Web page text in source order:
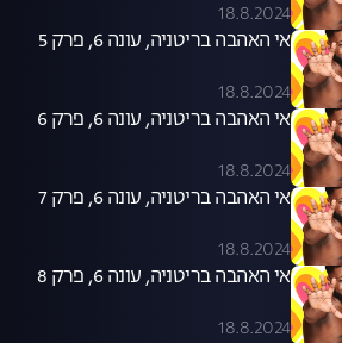
18.8.2024
אי האהבה בריטניה, עונה 6, פרק 5
18.8.2024
אי האהבה בריטניה, עונה 6, פרק 6
18.8.2024
אי האהבה בריטניה, עונה 6, פרק 7
18.8.2024
אי האהבה בריטניה, עונה 6, פרק 8
18.8.2024